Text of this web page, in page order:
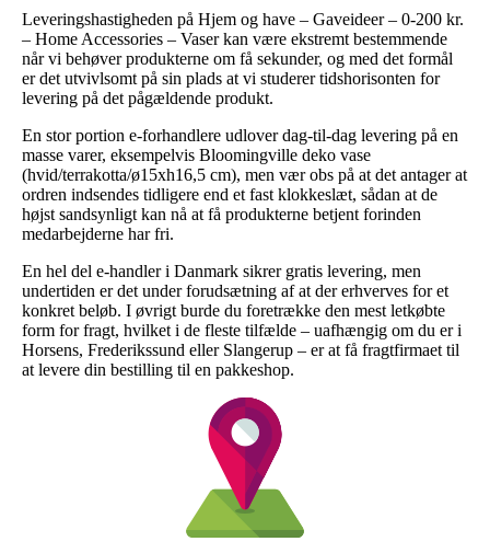
Leveringshastigheden på Hjem og have – Gaveideer – 0-200 kr.
– Home Accessories – Vaser kan være ekstremt bestemmende
når vi behøver produkterne om få sekunder, og med det formål
er det utvivlsomt på sin plads at vi studerer tidshorisonten for
levering på det pågældende produkt.
En stor portion e-forhandlere udlover dag-til-dag levering på en
masse varer, eksempelvis Bloomingville deko vase
(hvid/terrakotta/ø15xh16,5 cm), men vær obs på at det antager at
ordren indsendes tidligere end et fast klokkeslæt, sådan at de
højst sandsynligt kan nå at få produkterne betjent forinden
medarbejderne har fri.
En hel del e-handler i Danmark sikrer gratis levering, men
undertiden er det under forudsætning af at der erhverves for et
konkret beløb. I øvrigt burde du foretrække den mest letkøbte
form for fragt, hvilket i de fleste tilfælde – uafhængig om du er i
Horsens, Frederikssund eller Slangerup – er at få fragtfirmaet til
at levere din bestilling til en pakkeshop.